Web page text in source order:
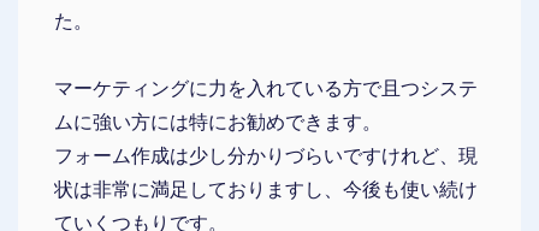
た。
マーケティングに力を入れている方で且つシステ
ムに強い方には特にお勧めできます。
フォーム作成は少し分かりづらいですけれど、現
状は非常に満足しておりますし、今後も使い続け
ていくつもりです。